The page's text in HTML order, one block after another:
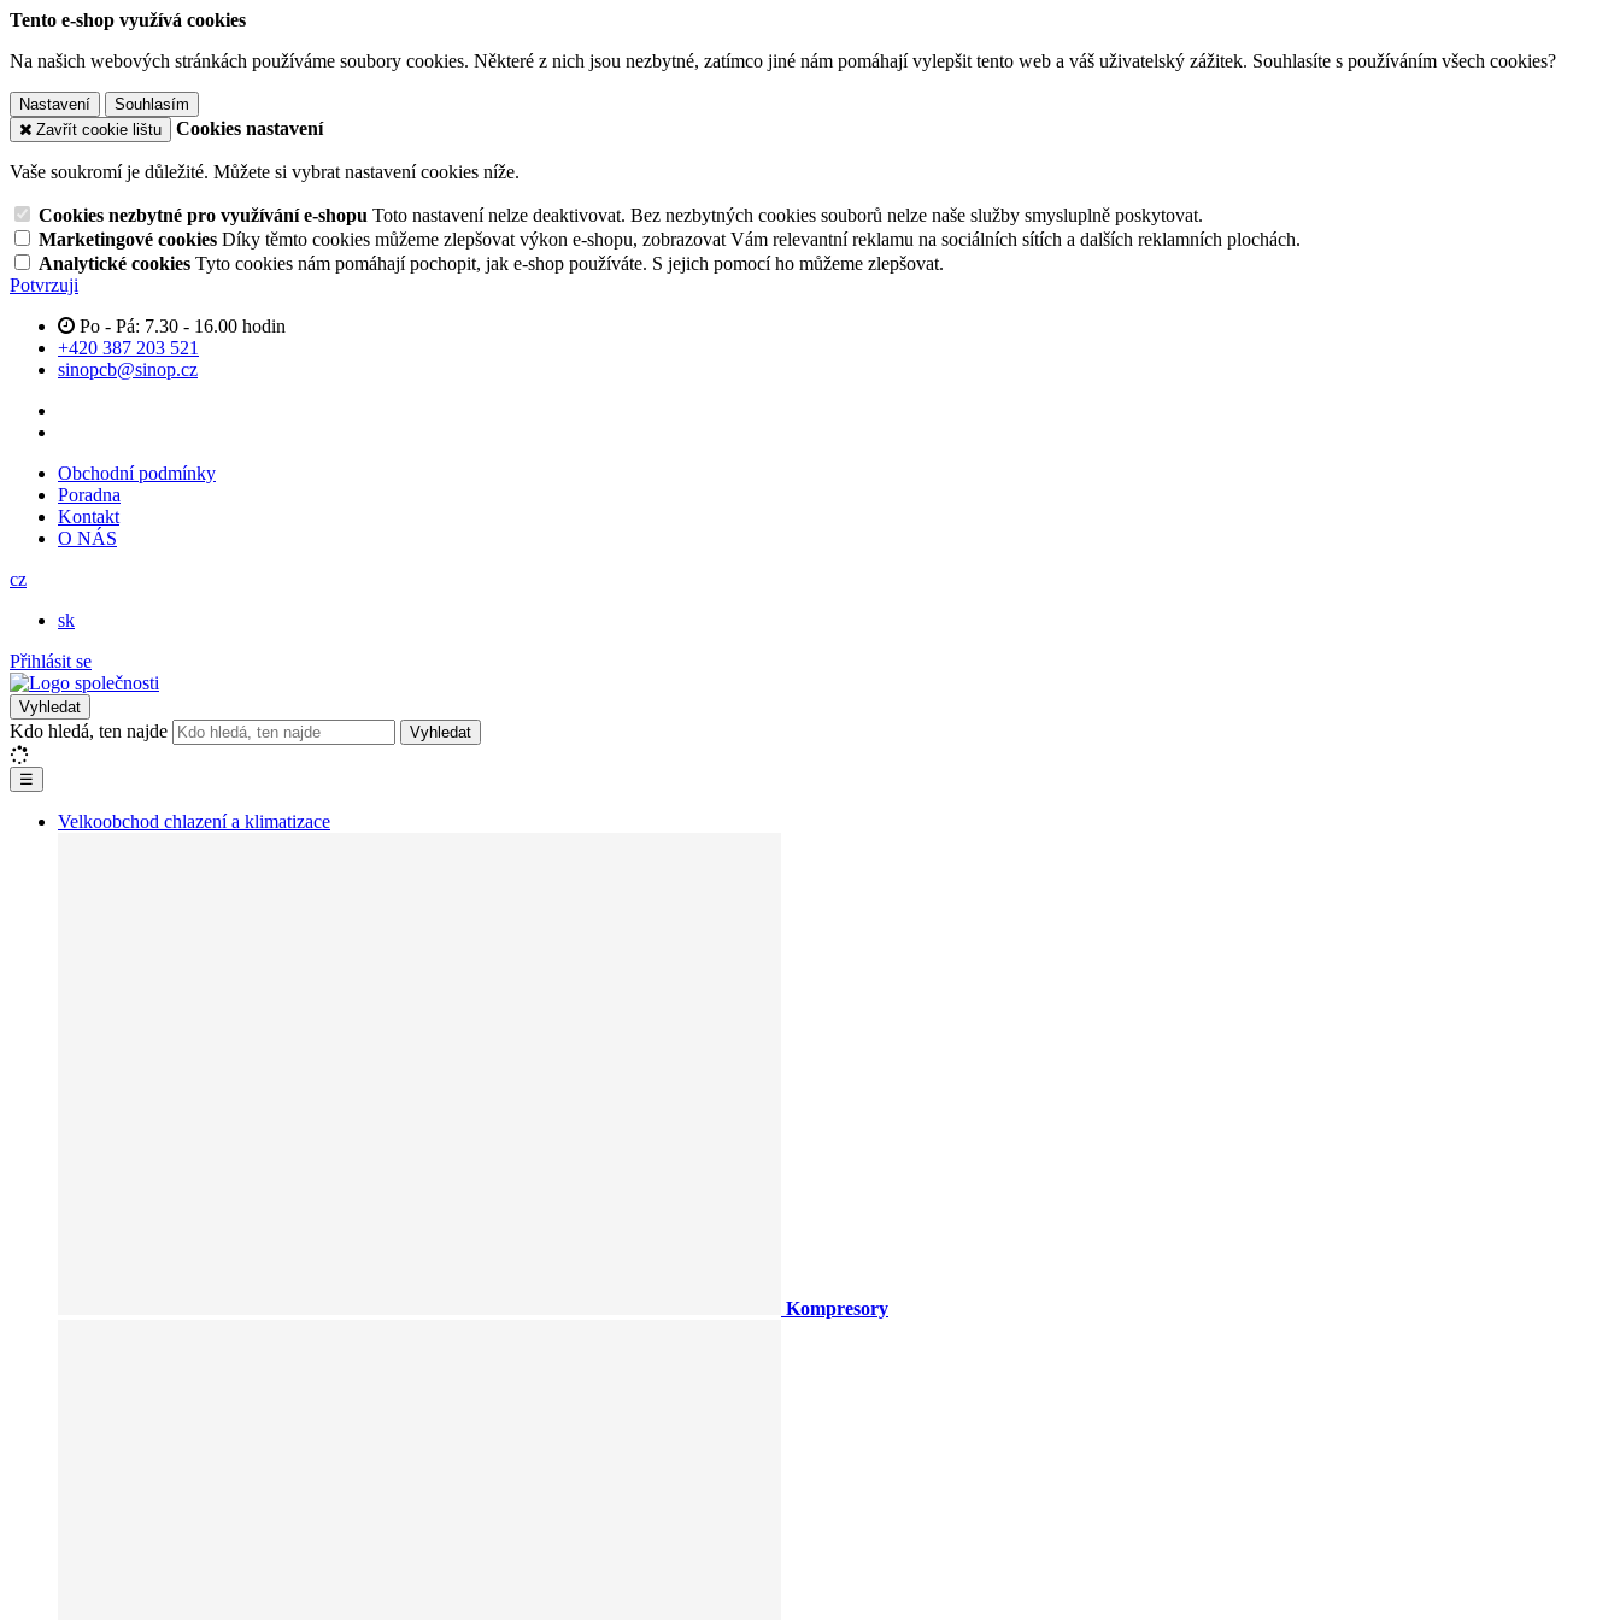
Tento e-shop využívá cookies
Na našich webových stránkách používáme soubory cookies. Některé z nich jsou nezbytné, zatímco jiné nám pomáhají vylepšit tento web a váš uživatelský zážitek. Souhlasíte s používáním všech cookies?
Nastavení
Souhlasím
Zavřít cookie lištu
Cookies nastavení
Vaše soukromí je důležité. Můžete si vybrat nastavení cookies níže.
Cookies nezbytné pro využívání e-shopu Toto nastavení nelze deaktivovat. Bez nezbytných cookies souborů nelze naše služby smysluplně poskytovat.
Marketingové cookies Díky těmto cookies můžeme zlepšovat výkon e-shopu, zobrazovat Vám relevantní reklamu na sociálních sítích a dalších reklamních plochách.
Analytické cookies Tyto cookies nám pomáhají pochopit, jak e-shop používáte. S jejich pomocí ho můžeme zlepšovat.
Potvrzuji
Po - Pá: 7.30 - 16.00 hodin
+420 387 203 521
sinopcb@sinop.cz
Obchodní podmínky
Poradna
Kontakt
O NÁS
cz
sk
Přihlásit se
Vyhledat
Kdo hledá, ten najde Vyhledat
☰
Velkoobchod chlazení a klimatizace
Kompresory